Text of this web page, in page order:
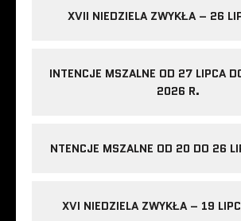
XVII NIEDZIELA ZWYKŁA – 26
INTENCJE MSZALNE OD 27 LIPCA
2026 R.
NTENCJE MSZALNE OD 20 DO 26
XVI NIEDZIELA ZWYKŁA – 19